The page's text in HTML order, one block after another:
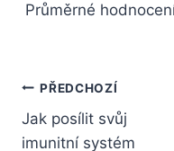
Průměrné
Navigace
pro
PŘEDCHOZÍ
Jak posílit svůj
imunitní systém